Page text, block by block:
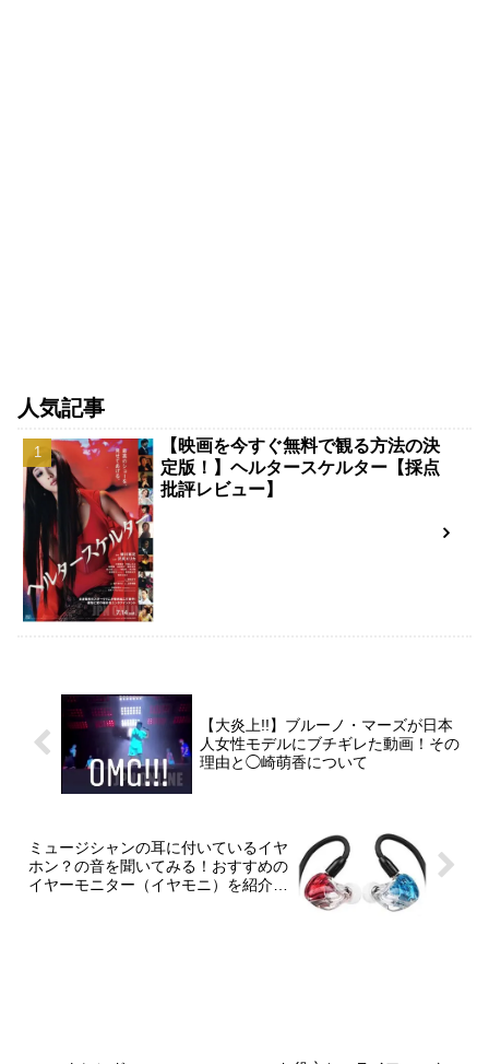
人気記事
【映画を今すぐ無料で観る方法の決
定版！】ヘルタースケルター【採点
批評レビュー】
【大炎上!!】ブルーノ・マーズが日本
人女性モデルにブチギレた動画！その
理由と◯崎萌香について
ミュージシャンの耳に付いているイヤ
ホン？の音を聞いてみる！おすすめの
イヤーモニター（イヤモニ）を紹介！